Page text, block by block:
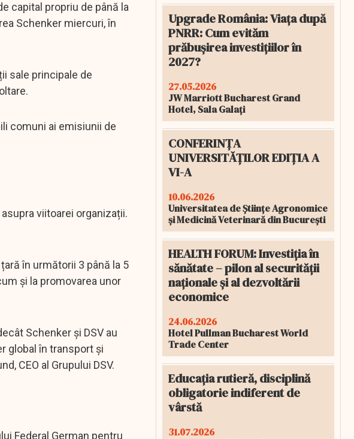
capital propriu de până la
Schenker miercuri, în
sale principale de
comuni ai emisiunii de
viitoarei organizații.
în următorii 3 până la 5
și la promovarea unor
Schenker și DSV au
global în transport și
CEO al Grupului DSV.
Federal German pentru
Upgrade România: Viața după
PNRR: Cum evităm
prăbușirea investițiilor în
2027?
27.05.2026
JW Marriott Bucharest Grand
Hotel, Sala Galați
CONFERINȚA
UNIVERSITĂȚILOR EDIȚIA A
VI-A
10.06.2026
Universitatea de Științe Agronomice
și Medicină Veterinară din București
HEALTH FORUM: Investiția în
sănătate – pilon al securității
naționale și al dezvoltării
economice
24.06.2026
Hotel Pullman Bucharest World
Trade Center
Educația rutieră, disciplină
obligatorie indiferent de
vârstă
31.07.2026